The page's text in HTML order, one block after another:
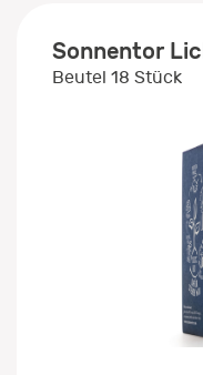
Sonnentor
Beutel 18 Stück